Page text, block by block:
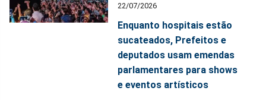
22/07/2026
Enquanto hospitais estão
sucateados, Prefeitos e
deputados usam emendas
parlamentares para shows
e eventos artísticos